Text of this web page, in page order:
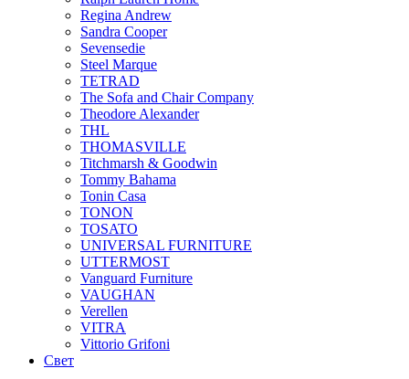
Regina Andrew
Sandra Cooper
Sevensedie
Steel Marque
TETRAD
The Sofa and Chair Company
Theodore Alexander
THL
THOMASVILLE
Titchmarsh & Goodwin
Tommy Bahama
Tonin Casa
TONON
TOSATO
UNIVERSAL FURNITURE
UTTERMOST
Vanguard Furniture
VAUGHAN
Verellen
VITRA
Vittorio Grifoni
Свет